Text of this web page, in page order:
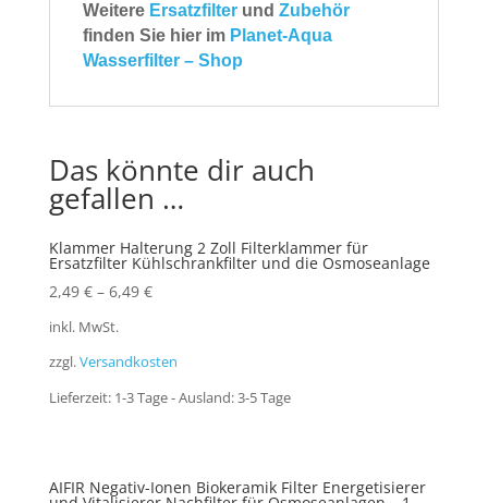
Weitere Ersatzfilterund Zubehör
finden Sie hier im Planet-Aqua
Wasserfilter – Shop
Das könnte dir auch
gefallen …
Klammer Halterung 2 Zoll Filterklammer für
Ersatzfilter Kühlschrankfilter und die Osmoseanlage
2,49 €– 6,49 €
inkl. MwSt.
zzgl.Versandkosten
Lieferzeit: 1-3 Tage - Ausland: 3-5 Tage
AIFIR Negativ-Ionen Biokeramik Filter Energetisierer